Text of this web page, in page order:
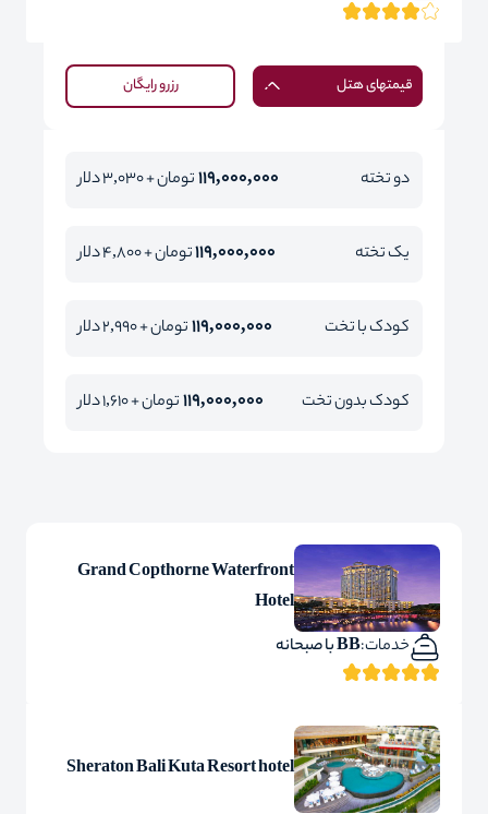
رزرو رایگان قیمتهای هتل
دو تخته 119,000,000تومان + 3,030 دلار
یک تخته 119,000,000تومان + 4,800 دلار
کودک با تخت 119,000,000تومان + 2,990 دلار
کودک بدون تخت 119,000,000تومان + 1,610 دلار
Grand Copthorne Waterfront
Hotel
خدمات:BB با صبحانه
Sheraton Bali Kuta Resort hotel